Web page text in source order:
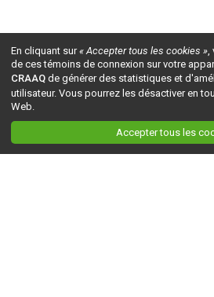
En cliquant sur« Accepter tous les cookies »,
de ces témoins de connexion sur votre
CRAAQ de générer des statistiques et
utilisateur. Vous pourrez les désactiver en
Web.
Accepter tous les